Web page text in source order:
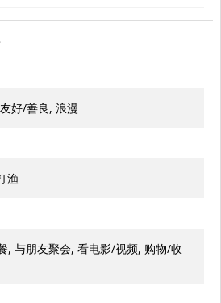
好/善良, 浪漫
渔
, 与朋友聚会, 看电影/视频, 购物/收